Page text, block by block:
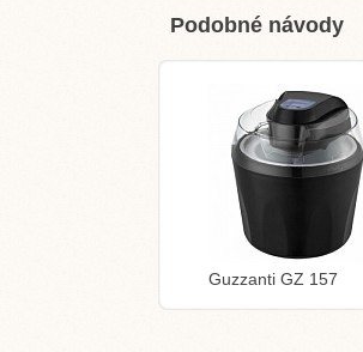
Podobné návody
Guzzanti GZ 157